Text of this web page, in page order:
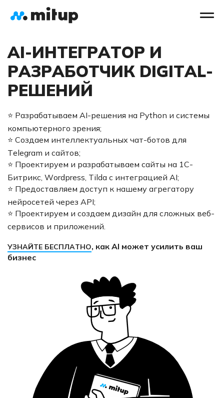
AI-ИНТЕГРАТОР И
РАЗРАБОТЧИК DIGITAL-
РЕШЕНИЙ
⭐ Разрабатываем AI-решения на Python и системы
компьютерного зрения;
⭐ Создаем интеллектуальных чат-ботов для
Telegram и сайтов;
⭐ Проектируем и разрабатываем сайты на 1С-
Битрикс, Wordpress, Tilda с интеграцией AI;
⭐ Предоставляем доступ к нашему агрегатору
нейросетей через API;
⭐ Проектируем и создаем дизайн для сложных веб-
сервисов и приложений.
УЗНАЙТЕ БЕСПЛАТНО, как AI может усилить ваш
бизнес